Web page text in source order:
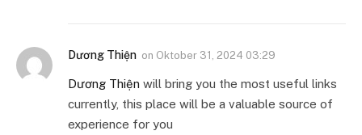
Dương Thiện on Oktober 31, 2024 03:29
Dương Thiện will bring you the most useful links
currently, this place will be a valuable source of
experience for you